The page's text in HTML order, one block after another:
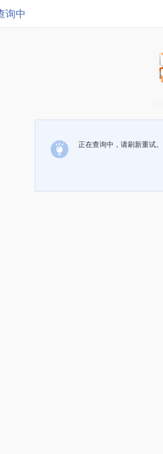
询中
正在查询中，请刷新重试。